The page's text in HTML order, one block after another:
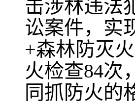
击涉林违法
讼案件，实
+森林防灭
火检查84次
同抓防火的